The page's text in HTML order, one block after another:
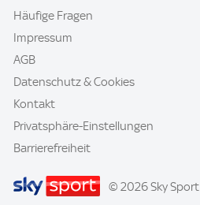
Häufige Fragen
Impressum
AGB
Datenschutz & Cookies
Kontakt
Privatsphäre-Einstellungen
Barrierefreiheit
© 2026 Sky Sport